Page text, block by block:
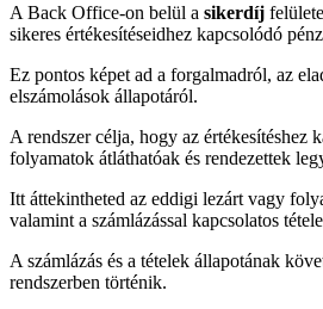
A Back Office-on belül a sikerdíj
sikeres értékesítéseidhez kapcsolódó
Ez pontos képet ad a forgalmadról, az
elszámolások állapotáról.
A rendszer célja, hogy az értékesítéshez
folyamatok átláthatóak és rendezettek
Itt áttekintheted az eddigi lezárt vagy
valamint a számlázással kapcsolatos
A számlázás és a tételek állapotának
rendszerben történik.